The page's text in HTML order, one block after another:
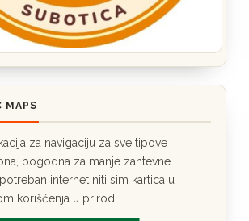
MAPS
za navigaciju za sve tipove
pogodna za manje zahtevne
internet niti sim kartica u
korišćenja u prirodi.